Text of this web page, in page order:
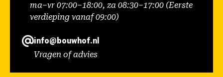
ma–vr 07:00–18:00, za 08:30–17:00 (Eerste
verdieping vanaf 09:00)
info@bouwhof.nl
Vragen of advies